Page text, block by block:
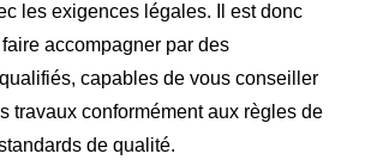
les exigences légales. Il est donc
accompagner par des
capables de vous conseiller
travaux conformément aux règles de
de qualité.